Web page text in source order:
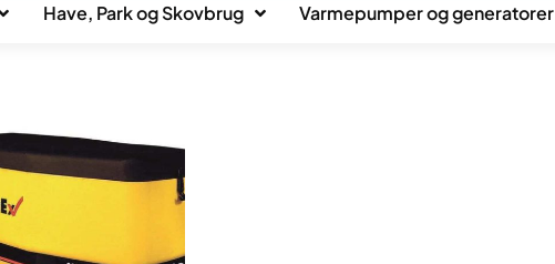
Have, Park og Skovbrug Varmepumper og generatorer